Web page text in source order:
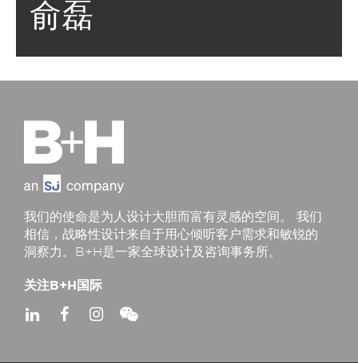
俞磊
我们的使命是为人设计大胆而富有灵感的空间。 我们
相信，战略性设计来自于用心倾听客户需求和敏锐的
洞察力。B+H是一家全球设计及咨询事务所。
关注B+H国际